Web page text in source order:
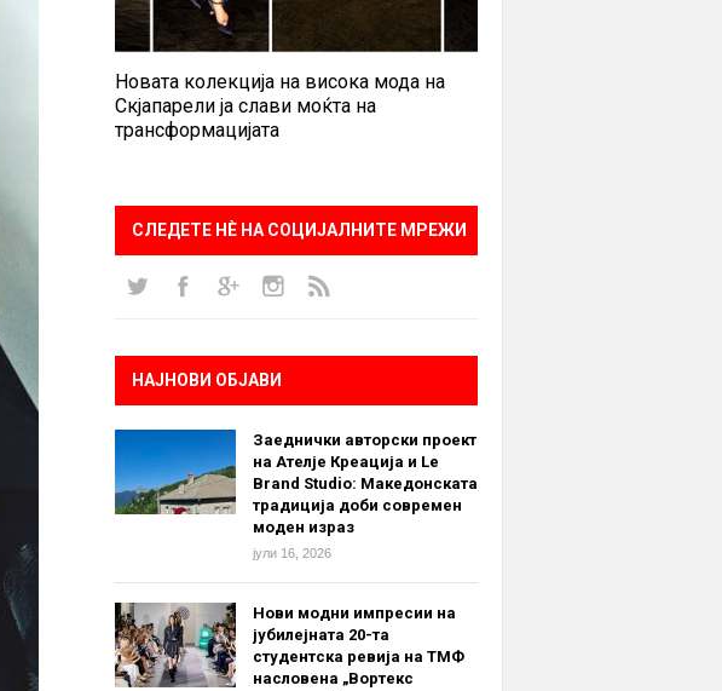
Новата колекција на висока мода на
Скјапарели ја слави моќта на
трансформацијата
СЛЕДЕТЕ НÈ НА СОЦИЈАЛНИТЕ МРЕЖИ
НАЈНОВИ ОБЈАВИ
Заеднички авторски проект
на Ателје Креација и Le
Brand Studio: Македонската
традиција доби современ
моден израз
јули 16, 2026
Нови модни импресии на
јубилејната 20-та
студентска ревија на ТМФ
насловена „Вортекс